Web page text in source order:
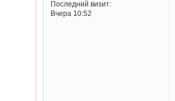
Последний визит:
Вчера 10:52